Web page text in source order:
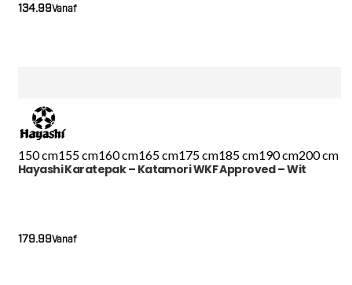
Vanaf
134.99
150 cm155 cm160 cm165 cm175 cm185 cm190 cm200 cm
Hayashi Karatepak – Katamori WKF Approved – Wit
Vanaf
179.99